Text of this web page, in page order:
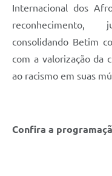
Internacional dos
reconhecimento,
consolidando Betim
com a valorização da
ao racismo em suas
Confira a